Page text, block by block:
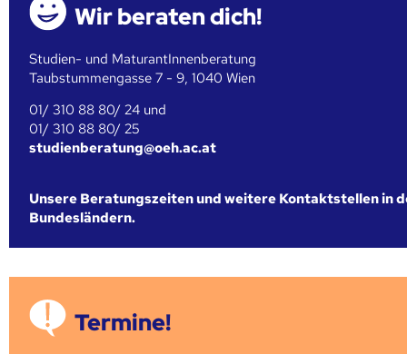
Wir beraten dich!
Studien- und MaturantInnenberatung
Taubstummengasse 7 - 9, 1040 Wien
01/ 310 88 80/ 24 und
01/ 310 88 80/ 25
studienberatung@oeh.ac.at
Unsere Beratungszeiten und weitere Kontaktstellen in
Bundesländern.
Termine!